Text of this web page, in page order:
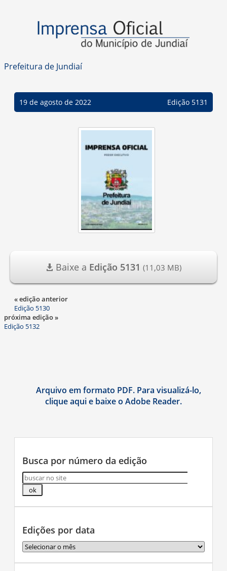
Prefeitura de Jundiaí
19 de agosto de 2022 Edição 5131
Baixe a Edição 5131 (11,03 MB)
« edição anterior
Edição 5130
próxima edição »
Edição 5132
Arquivo em formato PDF. Para visualizá-lo,
clique aqui e baixe o Adobe Reader.
Busca por número da edição
Edições por data
Edições
por
data